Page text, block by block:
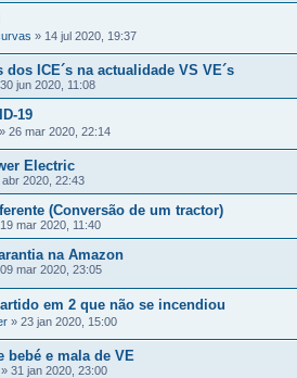
» 14 jul 2020, 19:37
dos ICE´s na actualidade VS VE´s
30 jun 2020, 11:08
19
» 26 mar 2020, 22:14
Electric
abr 2020, 22:43
(Conversão de um tractor)
19 mar 2020, 11:40
na Amazon
09 mar 2020, 23:05
em 2 que não se incendiou
» 23 jan 2020, 15:00
bebé e mala de VE
» 31 jan 2020, 23:00